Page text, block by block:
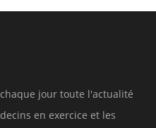
jour toute l'actualité
en exercice et les